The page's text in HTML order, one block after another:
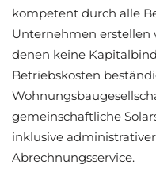
kompetent durch alle
Unternehmen erstellen
denen keine
Betriebskosten
gemeinschaftliche
inklusive
Abrechnungsservice.